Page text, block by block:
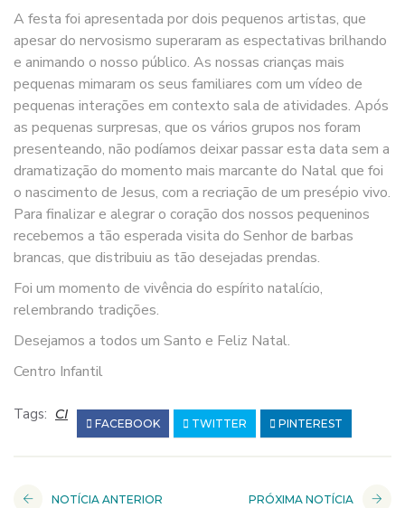
A festa foi apresentada por dois pequenos artistas, que
apesar do nervosismo superaram as espectativas brilhando
e animando o nosso público. As nossas crianças mais
pequenas mimaram os seus familiares com um vídeo de
pequenas interações em contexto sala de atividades. Após
as pequenas surpresas, que os vários grupos nos foram
presenteando, não podíamos deixar passar esta data sem a
dramatização do momento mais marcante do Natal que foi
o nascimento de Jesus, com a recriação de um presépio vivo.
Para finalizar e alegrar o coração dos nossos pequeninos
recebemos a tão esperada visita do Senhor de barbas
brancas, que distribuiu as tão desejadas prendas.
Foi um momento de vivência do espírito natalício,
relembrando tradições.
Desejamos a todos um Santo e Feliz Natal.
Centro Infantil
Tags: CI
FACEBOOK TWITTER PINTEREST
NOTÍCIA ANTERIOR PRÓXIMA NOTÍCIA